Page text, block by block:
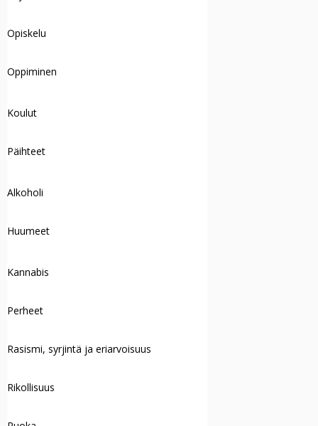
Opiskelu
Oppiminen
Koulut
Päihteet
Alkoholi
Huumeet
Kannabis
Perheet
Rasismi, syrjintä ja eriarvoisuus
Rikollisuus